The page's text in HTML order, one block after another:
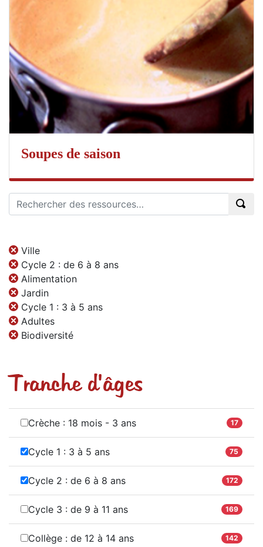
Soupes de saison
Ville
Cycle 2 : de 6 à 8 ans
Alimentation
Jardin
Cycle 1 : 3 à 5 ans
Adultes
Biodiversité
Tranche d'âges
Crèche : 18 mois - 3 ans 17
Cycle 1 : 3 à 5 ans 75
Cycle 2 : de 6 à 8 ans 172
Cycle 3 : de 9 à 11 ans 169
Collège : de 12 à 14 ans 142